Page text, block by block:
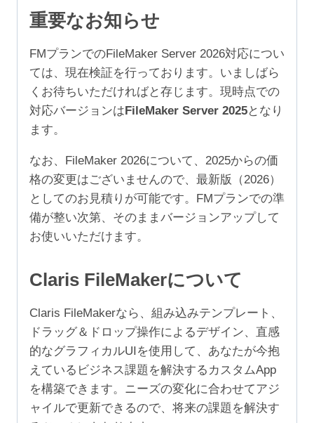
更
新
5
年
（500-
999
ユ
ザ）
個
重要なお知らせ
FMプランでのFileMaker Server 2026対応につい
ては、現在検証を行っております。いましばら
くお待ちいただければと存じます。現時点での
対応バージョンは FileMaker Server 2025となり
ます。
なお、FileMaker 2026について、2025からの価
格の変更はございませんので、最新版（2026）
としてのお見積りが可能です。FMプランでの準
備が整い次第、そのままバージョンアップして
お使いいただけます。
Claris FileMakerについて
Claris FileMakerなら、組み込みテンプレート、
ドラッグ＆ドロップ操作によるデザイン、直感
的なグラフィカルUIを使用して、あなたが今抱
えているビジネス課題を解決するカスタムApp
を構築できます。ニーズの変化に合わせてアジ
ャイルで更新できるので、将来の課題を解決す